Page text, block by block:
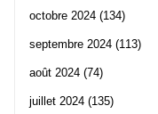
octobre 2024 (134)
septembre 2024 (113)
août 2024 (74)
juillet 2024 (135)